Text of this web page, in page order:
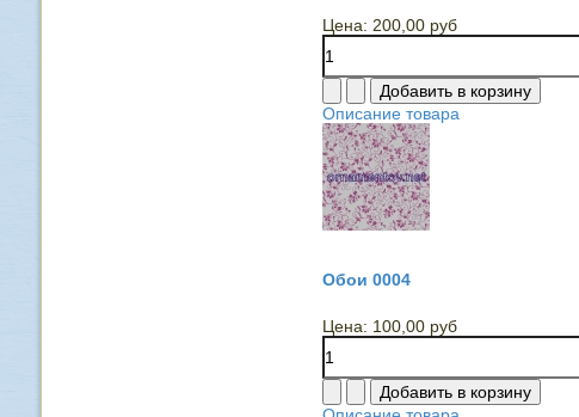
Цена: 200,00 руб
Описание товара
Обои 0004
Цена: 100,00 руб